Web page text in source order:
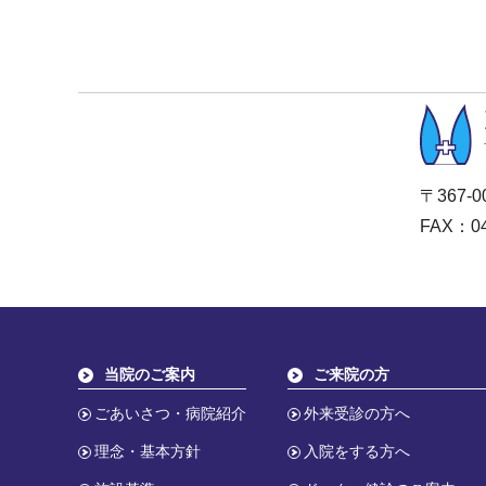
〒367-
FAX：
当院のご案内
ごあいさつ・病院紹介
理念・基本方針
ご来院の方
外来受診の方へ
入院をする方へ